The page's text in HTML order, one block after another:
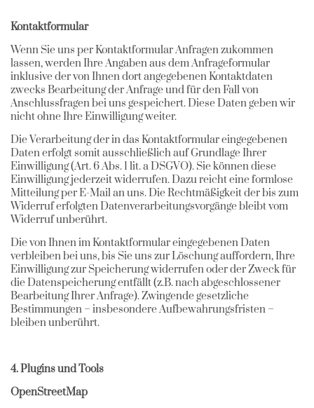
Kontaktformular
Wenn Sie uns per Kontaktformular Anfragen zukommen
lassen, werden Ihre Angaben aus dem Anfrageformular
inklusive der von Ihnen dort angegebenen Kontaktdaten
zwecks Bearbeitung der Anfrage und für den Fall von
Anschlussfragen bei uns gespeichert. Diese Daten geben wir
nicht ohne Ihre Einwilligung weiter.
Die Verarbeitung der in das Kontaktformular eingegebenen
Daten erfolgt somit ausschließlich auf Grundlage Ihrer
Einwilligung (Art. 6 Abs. 1 lit. a DSGVO). Sie können diese
Einwilligung jederzeit widerrufen. Dazu reicht eine formlose
Mitteilung per E-Mail an uns. Die Rechtmäßigkeit der bis zum
Widerruf erfolgten Datenverarbeitungsvorgänge bleibt vom
Widerruf unberührt.
Die von Ihnen im Kontaktformular eingegebenen Daten
verbleiben bei uns, bis Sie uns zur Löschung auffordern, Ihre
Einwilligung zur Speicherung widerrufen oder der Zweck für
die Datenspeicherung entfällt (z.B. nach abgeschlossener
Bearbeitung Ihrer Anfrage). Zwingende gesetzliche
Bestimmungen – insbesondere Aufbewahrungsfristen –
bleiben unberührt.
4. Plugins und Tools
OpenStreetMap